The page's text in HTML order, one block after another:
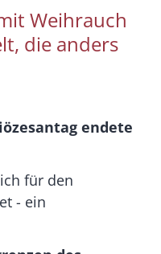
Weihrauch
die anders
endete
für den
- ein